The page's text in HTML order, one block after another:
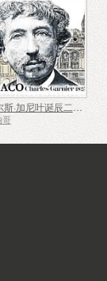
查尔斯·加尼叶诞辰二百周年
哥